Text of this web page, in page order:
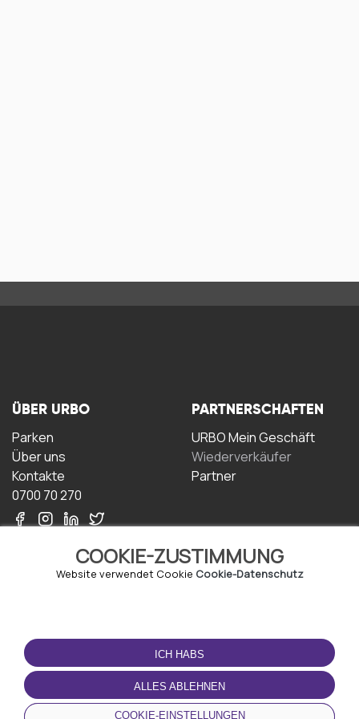
COOKIE-ZUSTIMMUNG
Website verwendet Cookie Cookie-Datenschutz
ICH HABS
ALLES ABLEHNEN
COOKIE-EINSTELLUNGEN
ÜBER URBO
Parken
Über uns
Kontakte
0700 70 270
PARTNERSCHAFTEN
URBO Mein Geschäft
Wiederverkäufer
Partner
NUTZUNGSBEDINGUNGEN
Geschäftsbedingungen
Datenschutz-
Bestimmungen
Cookie-Richtlinie
LADEN SIE DIE APP
HERUNTER